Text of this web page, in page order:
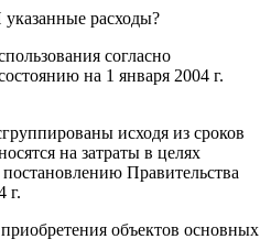
расходы?
согласно
на 1 января 2004 г.
исходя из сроков
на затраты в целях
Правительства
г.
объектов основных